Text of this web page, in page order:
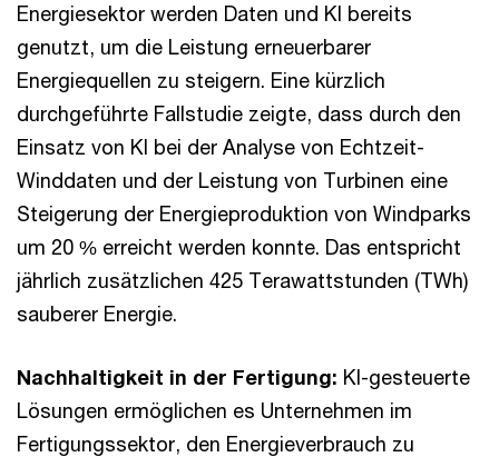
Energiesektor werden Daten und KI bereits
genutzt, um die Leistung erneuerbarer
Energiequellen zu steigern. Eine kürzlich
durchgeführte Fallstudie zeigte, dass durch den
Einsatz von KI bei der Analyse von Echtzeit-
Winddaten und der Leistung von Turbinen eine
Steigerung der Energieproduktion von Windparks
um 20 % erreicht werden konnte. Das entspricht
jährlich zusätzlichen 425 Terawattstunden (TWh)
sauberer Energie.
Nachhaltigkeit in der Fertigung: KI-gesteuerte
Lösungen ermöglichen es Unternehmen im
Fertigungssektor, den Energieverbrauch zu